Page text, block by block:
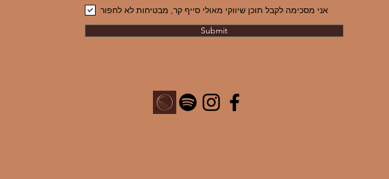
אני מסכימה לקבל תוכן שיווקי מאולי סייף קר, מבטיחות לא לחפור
Submit